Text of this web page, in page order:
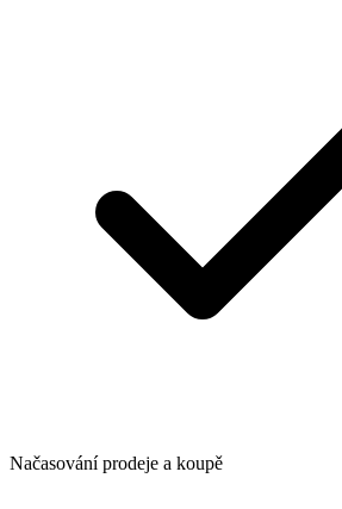
Načasování prodeje a koupě